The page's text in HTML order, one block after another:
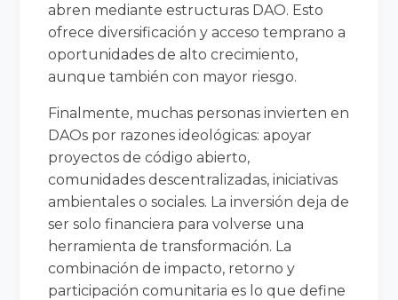
abren mediante estructuras DAO. Esto
ofrece diversificación y acceso temprano a
oportunidades de alto crecimiento,
aunque también con mayor riesgo.
Finalmente, muchas personas invierten en
DAOs por razones ideológicas: apoyar
proyectos de código abierto,
comunidades descentralizadas, iniciativas
ambientales o sociales. La inversión deja de
ser solo financiera para volverse una
herramienta de transformación. La
combinación de impacto, retorno y
participación comunitaria es lo que define